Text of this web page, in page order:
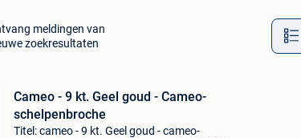
meldingen van
zoekresultaten
Cameo - 9 kt. Geel goud - Cameo-
schelpenbroche
Titel: cameo - 9 kt. Geel goud - cameo-